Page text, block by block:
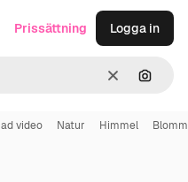
RensaSök
Prissättning Logga in
video Natur Himmel